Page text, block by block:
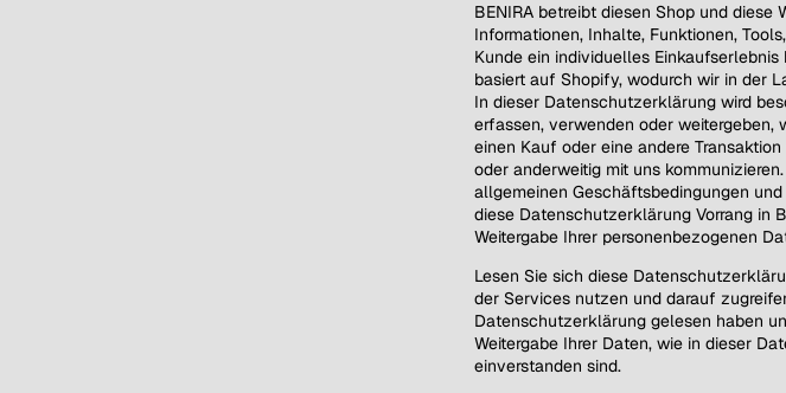
BENIRA betreibt diesen Shop und
Informationen, Inhalte, Funktionen,
Kunde ein individuelles Einkaufserlebnis
basiert auf Shopify, wodurch wir in der
In dieser Datenschutzerklärung wird
erfassen, verwenden oder weitergeben,
einen Kauf oder eine andere
oder anderweitig mit uns
allgemeinen Geschäftsbedingungen
diese Datenschutzerklärung Vorrang in
Weitergabe Ihrer personenbezogenen
Lesen Sie sich diese
der Services nutzen und darauf
Datenschutzerklärung gelesen haben
Weitergabe Ihrer Daten, wie in dieser
einverstanden sind.